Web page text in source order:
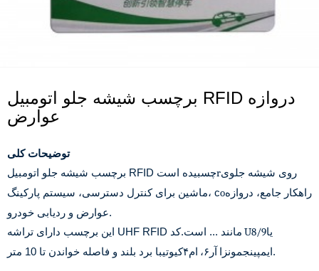
برچسب شیشه جلو اتومبیل RFID دروازه
عوارض
توضیحات کلی
برچسب شیشه جلو اتومبیل RFID چسبیده استrروی شیشه جلوی
ماشین برای کنترل دسترسی، سیستم پارکینگ، coراهکار جامع، دروازه
عوارض و ردیابی خودرو.
این برچسب دارای تراشه UHF RFID مانند ... است. کد U8/9یا
ایمپینجمونزا آر۶، ام۴کیوتی با برد بلند و فاصله خواندن تا 10 متر.